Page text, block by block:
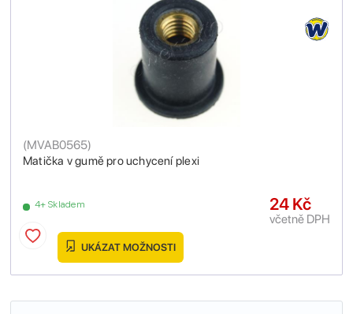
Matička v gumě pro uchycení plexi
(MVAB0565)
4+ Skladem 24 Kč
včetně DPH
UKÁZAT MOŽNOSTI